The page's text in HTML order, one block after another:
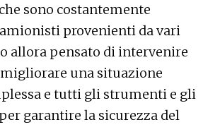
sono costantemente
provenienti da vari
allora pensato di intervenire
una situazione
e tutti gli strumenti e gli
garantire la sicurezza del